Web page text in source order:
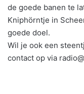
de goede banen te
Kniphörntje in
goede doel.
Wil je ook een
contact op via